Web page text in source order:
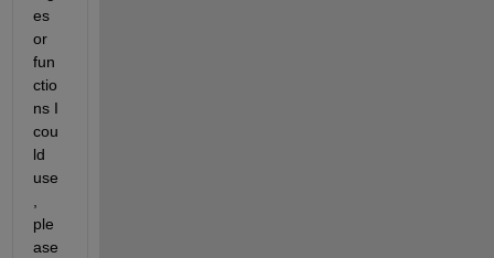
es
or
fun
ctio
ns I
cou
ld
use
ple
ase